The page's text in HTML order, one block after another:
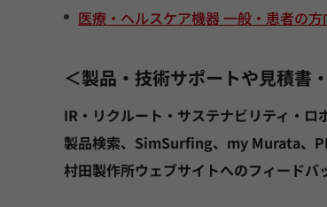
医療・ヘルスケア機器 一般・患者の
＜製品・技術サポートや見積書
IR・リクルート・サステナビリティ・ロ
製品検索、SimSurfing、my Murata、
村田製作所ウェブサイトへのフィードバ